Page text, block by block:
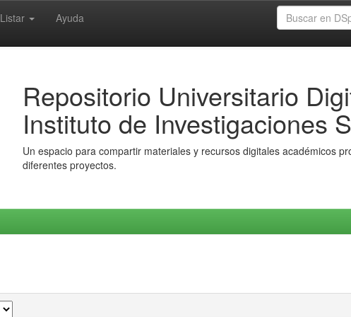
Listar Ayuda
Repositorio Universitario
Instituto de Investigaciones
Un espacio para compartir materiales y recursos digitales académicos
diferentes proyectos.